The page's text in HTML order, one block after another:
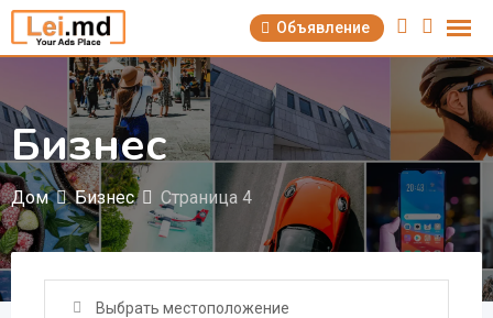
Перейти
содержимому
Объявление
Бизнес
Дом Бизнес Страница 4
Выбрать местоположение